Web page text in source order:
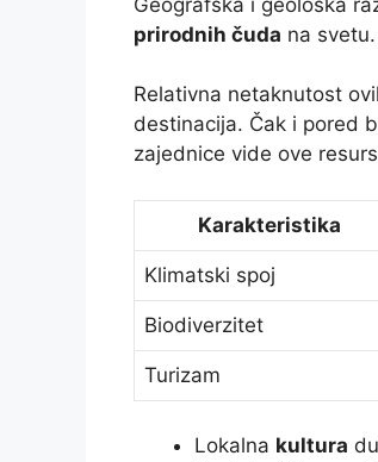
prirodnih čuda na svetu.
Relativna netaknutost
destinacija. Čak i pored
zajednice vide ove
Karakteristika
Klimatski spoj
Biodiverzitet
Turizam
Lokalna kultura